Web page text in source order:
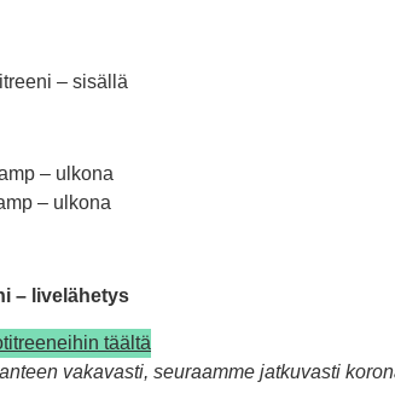
– sisällä
– ulkona
– ulkona
– livelähetys
täältä
vakavasti, seuraamme jatkuvasti